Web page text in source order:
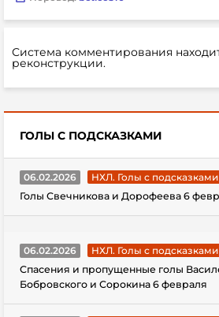
Система комментирования
реконструкции.
ГОЛЫ С ПОДСКАЗКАМИ
06.02.2026
НХЛ. Голы с подсказками
Голы Свечникова и Дорофеева 6
06.02.2026
НХЛ. Голы с подсказками
Спасения и пропущенные голы
Бобровского и Сорокина 6 февраля